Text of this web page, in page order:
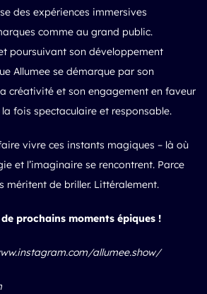
des expériences immersives
comme au grand public.
poursuivant son développement
Allumee se démarque par son
créativité et son engagement en faveur
fois spectaculaire et responsable.
vivre ces instants magiques – là où
et l’imaginaire se rencontrent. Parce
méritent de briller. Littéralement.
prochains moments épiques !
allumee.show/